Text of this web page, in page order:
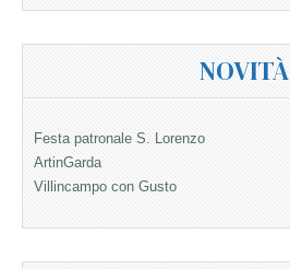
NOVITÀ
Festa patronale S. Lorenzo
ArtinGarda
Villincampo con Gusto